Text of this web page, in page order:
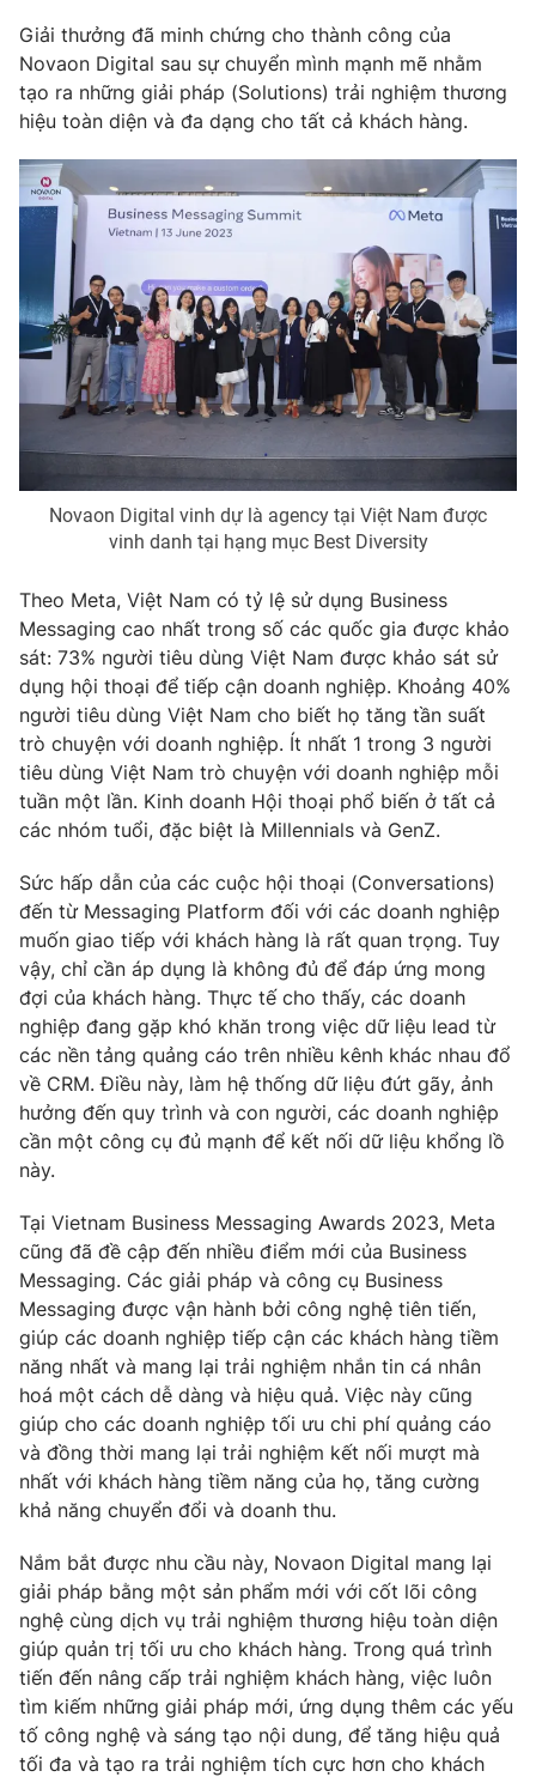
Câu chuyện quốc tế
Tài chính
Thị trường
Góc doanh nghiệp
Dữ liệu và đời sống
Truyền hình
Phim VTV
Hậu trường
Nhân vật
Khán giả
Giải sao mai
Giải trí
Điện ảnh
Âm nhạc
Sao
Đời sống
Du lịch
Làm đẹp
Chất lượng cuộc sống
Giáo dục
Tuyển sinh
Công nghệ
Hitech Công nghệ tương lai
Thị trường
Tư vấn
Giao lưu trực tuyến
Lịch phát sóng
Chuyên mục khác
Emagazine Podcast
Photo Infographic
Video Shorts video
VTV Money VTV Thể thao
VTV Sức khoẻ Bất động sản
Thị trường 24h Tấm lòng Việt
VTV4 Vươn mình bằng AI
VTV9
Liên hệ tòa soạn English
THỜI BÁO VTV
Theo dõi báo trên
Cơ quan báo chí: Thời báo VTV
Giấy phép hoạt động báo in và báo điện tử số 483/GP-BTTTT
cấp ngày 29/12/2023
Tổng Biên tập:
Vũ Thanh Thủy
Phó Tổng Biên tập:Nguyễn Thị Mỹ Hạnh, Phạm Quốc Thắng,
Nguyễn Trọng Ninh
Tổng đài VTV: 024.38 355 931 - 024.38 355 932
Giải thưởng đã minh chứng cho thành công của
Novaon Digital sau sự chuyển mình mạnh mẽ nhằm
tạo ra những giải pháp (Solutions) trải nghiệm thương
hiệu toàn diện và đa dạng cho tất cả khách hàng.
Novaon Digital vinh dự là agency tại Việt Nam được
vinh danh tại hạng mục Best Diversity
Theo Meta, Việt Nam có tỷ lệ sử dụng Business
Messaging cao nhất trong số các quốc gia được khảo
sát: 73% người tiêu dùng Việt Nam được khảo sát sử
dụng hội thoại để tiếp cận doanh nghiệp. Khoảng 40%
người tiêu dùng Việt Nam cho biết họ tăng tần suất
trò chuyện với doanh nghiệp. Ít nhất 1 trong 3 người
tiêu dùng Việt Nam trò chuyện với doanh nghiệp mỗi
tuần một lần. Kinh doanh Hội thoại phổ biến ở tất cả
các nhóm tuổi, đặc biệt là Millennials và GenZ.
Sức hấp dẫn của các cuộc hội thoại (Conversations)
đến từ Messaging Platform đối với các doanh nghiệp
muốn giao tiếp với khách hàng là rất quan trọng. Tuy
vậy, chỉ cần áp dụng là không đủ để đáp ứng mong
đợi của khách hàng. Thực tế cho thấy, các doanh
nghiệp đang gặp khó khăn trong việc dữ liệu lead từ
các nền tảng quảng cáo trên nhiều kênh khác nhau đổ
về CRM. Điều này, làm hệ thống dữ liệu đứt gãy, ảnh
hưởng đến quy trình và con người, các doanh nghiệp
cần một công cụ đủ mạnh để kết nối dữ liệu khổng lồ
này.
Tại Vietnam Business Messaging Awards 2023, Meta
cũng đã đề cập đến nhiều điểm mới của Business
Messaging. Các giải pháp và công cụ Business
Messaging được vận hành bởi công nghệ tiên tiến,
giúp các doanh nghiệp tiếp cận các khách hàng tiềm
năng nhất và mang lại trải nghiệm nhắn tin cá nhân
hoá một cách dễ dàng và hiệu quả. Việc này cũng
giúp cho các doanh nghiệp tối ưu chi phí quảng cáo
và đồng thời mang lại trải nghiệm kết nối mượt mà
nhất với khách hàng tiềm năng của họ, tăng cường
khả năng chuyển đổi và doanh thu.
Nắm bắt được nhu cầu này, Novaon Digital mang lại
giải pháp bằng một sản phẩm mới với cốt lõi công
nghệ cùng dịch vụ trải nghiệm thương hiệu toàn diện
giúp quản trị tối ưu cho khách hàng. Trong quá trình
tiến đến nâng cấp trải nghiệm khách hàng, việc luôn
tìm kiếm những giải pháp mới, ứng dụng thêm các yếu
tố công nghệ và sáng tạo nội dung, để tăng hiệu quả
tối đa và tạo ra trải nghiệm tích cực hơn cho khách